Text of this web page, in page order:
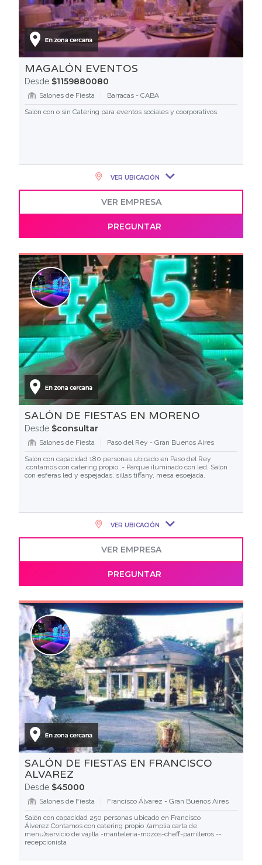
MAGALÓN EVENTOS
Desde $1159880080
Salones de Fiesta
Barracas - CABA
Salón con o sin Catering para eventos sociales y coorporativos.
VER UBICACIÓN
VER EMPRESA
PREGUNTAR
SALÓN DE FIESTAS EN MORENO
Desde $consultar
Salones de Fiesta
Paso del Rey - Gran Buenos Aires
Salón con capacidad 180 personas ubicado en Paso del Rey
.contamos con catering propio .- Parque iluminado con led, Salón
con esferas led y espejadas, sillas tiffany, mesa esoejada.
VER UBICACIÓN
VER EMPRESA
PREGUNTAR
SALÓN DE FIESTAS EN FRANCISCO
ALVAREZ
Desde $45000
Salones de Fiesta
Francisco Álvarez - Gran Buenos Aires
Salón con capacidad 250 personas ubicado en Francisco
Álverez.Contamos con catering propio .(amplia carta de
menu)servicio de vajilla -manteleria-mozos-cheff-parrilleros.--
recepcionista